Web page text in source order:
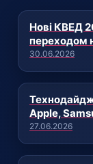
Нові КВЕД
переходом
30.06.2026
Apple,
27.06.2026